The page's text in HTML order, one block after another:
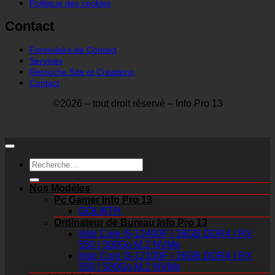
Politique des cookies
Contact
Formulaire de Contact
Services
Retouche Site et Créations
Contact
©2026 – tout droit réservé – Info Pro 13
Recherche
pour :
Nos Modèles
Pc Gamer Info Pro 13
GOLIATH
Ordinateur de Bureau Info Pro 13
Intel Core i5-12400F | 16GB DDR4 | RX
550 | 500Go M.2 NVMe
Intel Core I3-12100F | 16GB DDR4 | RX
550 | 500Go M.2 NVMe